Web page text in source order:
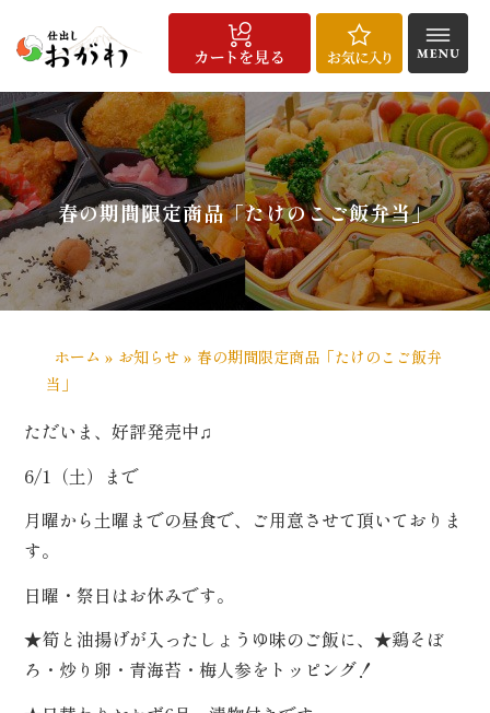
ン
ツ
へ
ス
キ
ッ
プ
HOME
仕
出
し
料
理
宅
配
給
食
こ
だ
わ
り
配
達
エ
リ
ア・
ご
注
方
法
お
客
様
の
声
商
品
一
覧
お
知
ら
せ
よ
く
あ
る
質
問
会
社
概
要
メ
デ
ィ
ア
実
績
お
問
い
合
わ
せ
お
気
に
入
り
特
定
商
取
引
法
に
づ
く
記
サ
イ
ト
マ
ッ
プ
用
途
選
種
類
選
春の期間限定商品「たけのこご飯弁当」
ホーム » お知らせ » 春の期間限定商品「たけのこご飯弁
当」
ただいま、好評発売中♫
6/1（土）まで
月曜から土曜までの昼食で、ご用意させて頂いておりま
す。
日曜・祭日はお休みです。
★筍と油揚げが入ったしょうゆ味のご飯に、★鶏そぼ
ろ・炒り卵・青海苔・梅人参をトッピング！